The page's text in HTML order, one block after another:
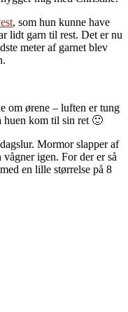
, som hun kunne have
lidt garn til rest. Det er nu
meter af garnet blev
om ørene – luften er tung
huen kom til sin ret 🙂
Mormor slapper af
igen. For der er så
en lille størrelse på 8